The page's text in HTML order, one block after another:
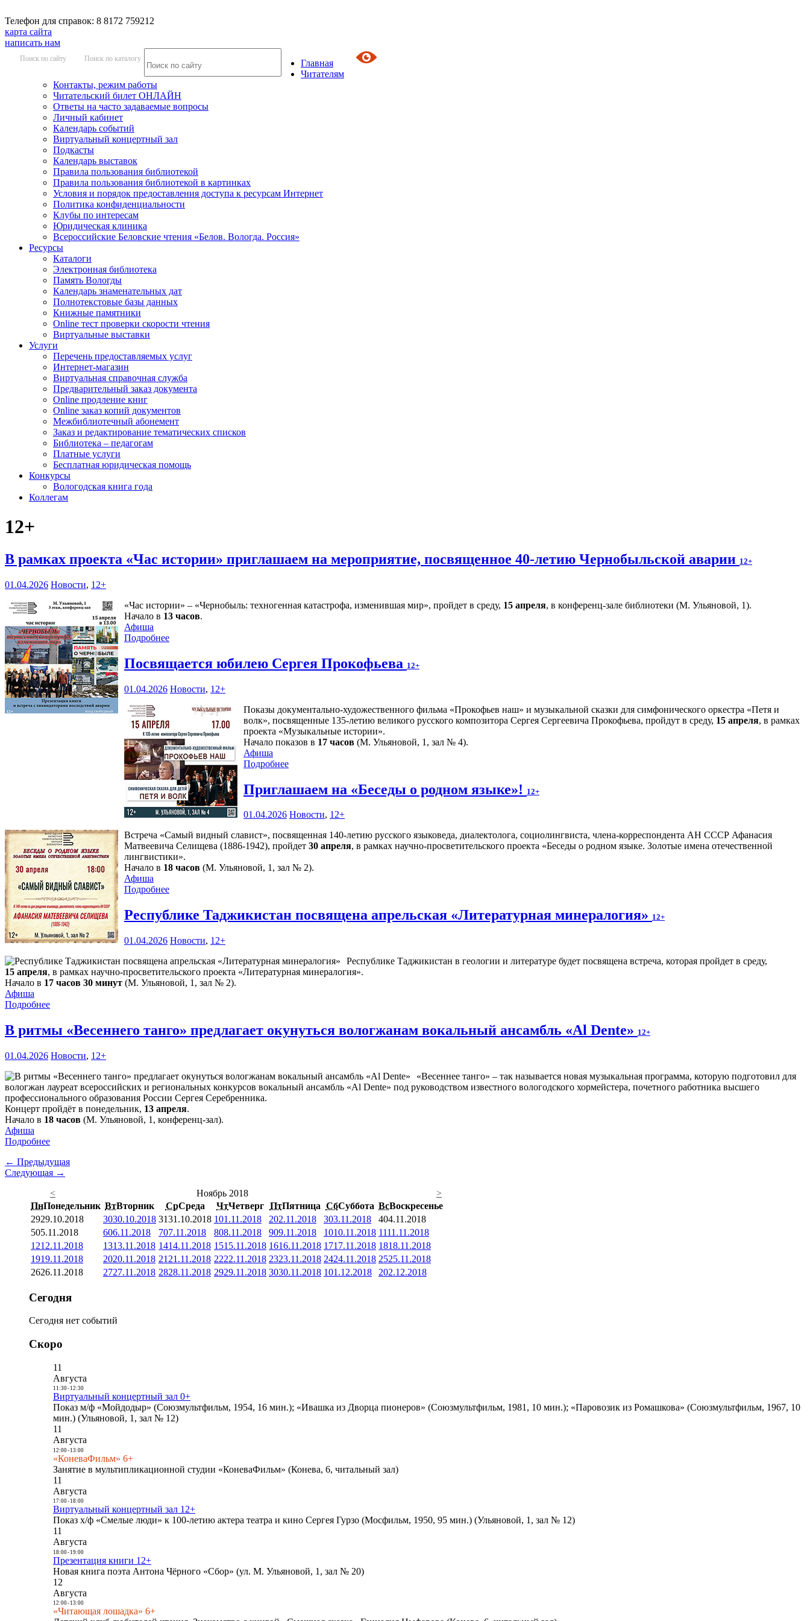
Телефон для справок: 8 8172 759212
карта сайта
написать нам
Поиск по сайту Поиск по каталогу
Главная
Читателям
Контакты, режим работы
Читательский билет ОНЛАЙН
Ответы на часто задаваемые вопросы
Личный кабинет
Календарь событий
Виртуальный концертный зал
Подкасты
Календарь выставок
Правила пользования библиотекой
Правила пользования библиотекой в картинках
Условия и порядок предоставления доступа к ресурсам Интернет
Политика конфиденциальности
Клубы по интересам
Юридическая клиника
Всероссийские Беловские чтения «Белов. Вологда. Россия»
Ресурсы
Каталоги
Электронная библиотека
Память Вологды
Календарь знаменательных дат
Полнотекстовые базы данных
Книжные памятники
Online тест проверки скорости чтения
Виртуальные выставки
Услуги
Перечень предоставляемых услуг
Интернет-магазин
Виртуальная справочная служба
Предварительный заказ документа
Online продление книг
Online заказ копий документов
Межбиблиотечный абонемент
Заказ и редактирование тематических списков
Библиотека – педагогам
Платные услуги
Бесплатная юридическая помощь
Конкурсы
Вологодская книга года
Коллегам
12+
В рамках проекта «Час истории» приглашаем на мероприятие, посвященное 40-летию Чернобыльской аварии 12+
01.04.2026 Новости, 12+
«Час истории» – «Чернобыль: техногенная катастрофа, изменившая мир», пройдет в среду, 15 апреля, в конференц-зале библиотеки (М. Ульяновой, 1).
Начало в 13 часов.
Афиша
Подробнее
Посвящается юбилею Сергея Прокофьева 12+
01.04.2026 Новости, 12+
Показы документально-художественного фильма «Прокофьев наш» и музыкальной сказки для симфонического оркестра «Петя и
волк», посвященные 135-летию великого русского композитора Сергея Сергеевича Прокофьева, пройдут в среду, 15 апреля, в рамках
проекта «Музыкальные истории».
Начало показов в 17 часов (М. Ульяновой, 1, зал № 4).
Афиша
Подробнее
Приглашаем на «Беседы о родном языке»! 12+
01.04.2026 Новости, 12+
Встреча «Самый видный славист», посвященная 140-летию русского языковеда, диалектолога, социолингвиста, члена-корреспондента АН СССР Афанасия
Матвеевича Селищева (1886-1942), пройдет 30 апреля, в рамках научно-просветительского проекта «Беседы о родном языке. Золотые имена отечественной
лингвистики».
Начало в 18 часов (М. Ульяновой, 1, зал № 2).
Афиша
Подробнее
Республике Таджикистан посвящена апрельская «Литературная минералогия» 12+
01.04.2026 Новости, 12+
Республике Таджикистан в геологии и литературе будет посвящена встреча, которая пройдет в среду,
15 апреля, в рамках научно-просветительского проекта «Литературная минералогия».
Начало в 17 часов 30 минут (М. Ульяновой, 1, зал № 2).
Афиша
Подробнее
В ритмы «Весеннего танго» предлагает окунуться вологжанам вокальный ансамбль «Al Dente» 12+
01.04.2026 Новости, 12+
«Весеннее танго» – так называется новая музыкальная программа, которую подготовил для
вологжан лауреат всероссийских и региональных конкурсов вокальный ансамбль «Al Dente» под руководством известного вологодского хормейстера, почетного работника высшего
профессионального образования России Сергея Серебренника.
Концерт пройдёт в понедельник, 13 апреля.
Начало в 18 часов (М. Ульяновой, 1, конференц-зал).
Афиша
Подробнее
← Предыдущая
Следующая →
<
Ноябрь 2018
>
ПнПонедельник ВтВторник СрСреда ЧтЧетверг ПтПятница СбСуббота ВсВоскресенье
2929.10.2018 3030.10.2018 3131.10.2018 101.11.2018 202.11.2018 303.11.2018 404.11.2018
505.11.2018 606.11.2018 707.11.2018 808.11.2018 909.11.2018 1010.11.2018 1111.11.2018
1212.11.2018 1313.11.2018 1414.11.2018 1515.11.2018 1616.11.2018 1717.11.2018 1818.11.2018
1919.11.2018 2020.11.2018 21 21.11.2018 2222.11.2018 2323.11.2018 2424.11.2018 2525.11.2018
2626.11.2018 2727.11.2018 2828.11.2018 2929.11.2018 3030.11.2018 101.12.2018 202.12.2018
Сегодня
Сегодня нет событий
Скоро
11
Августа
11:30- 12:30
Виртуальный концертный зал 0+
Показ м/ф «Мойдодыр» (Союзмультфильм, 1954, 16 мин.); «Ивашка из Дворца пионеров» (Союзмультфильм, 1981, 10 мин.); «Паровозик из Ромашкова» (Союзмультфильм, 1967, 10
мин.) (Ульяновой, 1, зал № 12)
11
Августа
12:00- 13:00
«КоневаФильм» 6+
Занятие в мультипликационной студии «КоневаФильм» (Конева, 6, читальный зал)
11
Августа
17:00- 18:00
Виртуальный концертный зал 12+
Показ х/ф «Смелые люди» к 100-летию актера театра и кино Сергея Гурзо (Мосфильм, 1950, 95 мин.) (Ульяновой, 1, зал № 12)
11
Августа
18:00- 19:00
Презентация книги 12+
Новая книга поэта Антона Чёрного «Сбор» (ул. М. Ульяновой, 1, зал № 20)
12
Августа
12:00- 13:00
«Читающая лошадка» 6+